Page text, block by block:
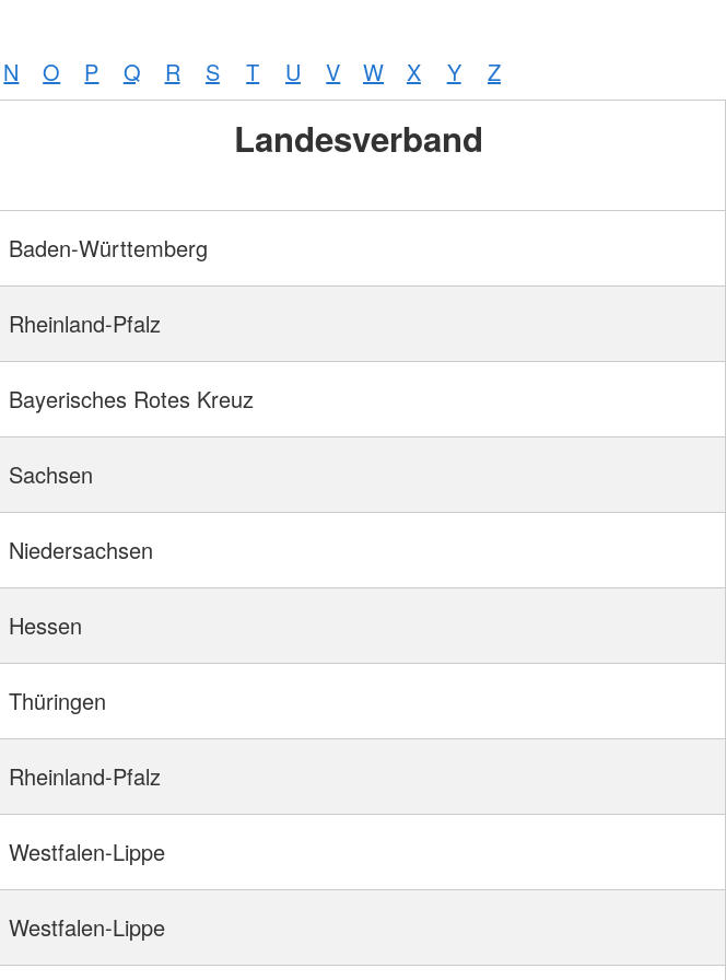
N O P Q R S T U V W X Y Z
Landesverband
Baden-Württemberg
Rheinland-Pfalz
Bayerisches Rotes Kreuz
Sachsen
Niedersachsen
Hessen
Thüringen
Rheinland-Pfalz
Westfalen-Lippe
Westfalen-Lippe